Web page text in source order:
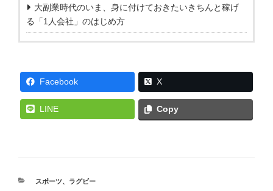
大副業時代のいま、身に付けておきたいきちんと稼げ
る「1人会社」のはじめ方
Facebook X
LINE Copy
カ
スポーツ、 ラグビー